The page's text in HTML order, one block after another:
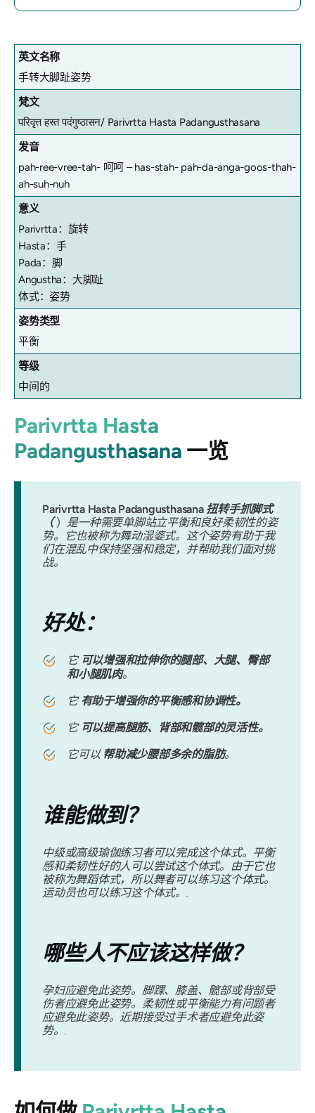
英文名称
手转大脚趾姿势
梵文
परिवृत्त हस्त पदंगुष्ठासन/ Parivrtta Hasta Padangusthasana
发音
pah-ree-vree-tah- 呵呵 – has-stah- pah-da-anga-goos-thah-
ah-suh-nuh
意义
Parivrtta：旋转
Hasta：手
Pada：脚
Angustha：大脚趾
体式：姿势
姿势类型
平衡
等级
中间的
Parivrtta Hasta
Padangusthasana 一览
Parivrtta Hasta Padangusthasana扭转手抓脚式
（ ） 是一种需要单脚站立平衡和良好柔韧性的姿
势。它也被称为舞动湿婆式。这个姿势有助于我
们在混乱中保持坚强和稳定，并帮助我们面对挑
战。
好处：
它 可以增强和拉伸你的腿部、大腿、臀部
和小腿肌肉。
它 有助于增强你的平衡感和协调性。
它 可以提高腿筋、背部和髋部的灵活性。
它可以 帮助减少腰部多余的脂肪。
谁能做到？
中级或高级瑜伽练习者可以完成这个体式。平衡
感和柔韧性好的人可以尝试这个体式。由于它也
被称为舞蹈体式，所以舞者可以练习这个体式。
运动员也可以练习这个体式。.
哪些人不应该这样做？
孕妇应避免此姿势。脚踝、膝盖、髋部或背部受
伤者应避免此姿势。柔韧性或平衡能力有问题者
应避免此姿势。近期接受过手术者应避免此姿
势。.